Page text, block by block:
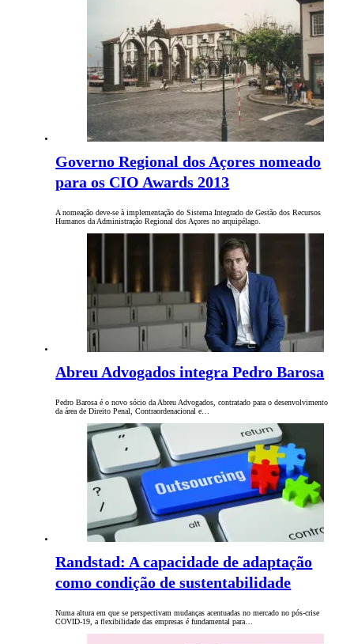
Governo Regional dos Açores nomeado
para os CIO Awards 2013
A nomeação deve-se à implementação do Sistema Integrado de Gestão dos Recursos
Humanos da Administração Regional dos Açores no arquipélago.
Abreu Advogados integra Pedro Barosa
Pedro Barosa é o novo sócio da Abreu Advogados, contratado para o desenvolvimento
da área de Direito Penal, Contraordenacional e…
Randstad: A capacidade de adaptação
como condição de sustentabilidade
Numa altura em que se perspectivam mudanças acentuadas no mercado no pós-crise
COVID-19, a ﬂexibilidade das empresas é fundamental para…